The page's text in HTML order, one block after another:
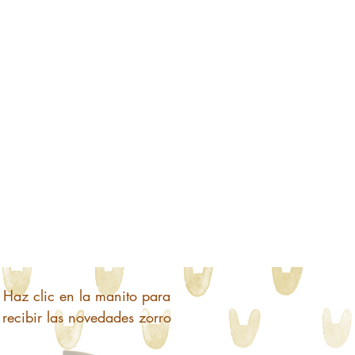
Haz clic en la manito para
recibir las novedades zorro